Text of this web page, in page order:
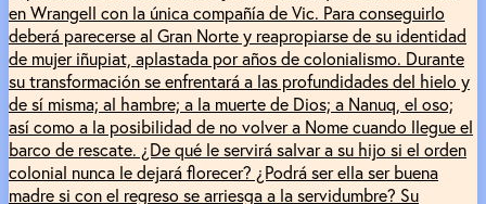
en Wrangell con la única compañía de Vic. Para conseguirlo
deberá parecerse al Gran Norte y reapropiarse de su identidad
de mujer iñupiat, aplastada por años de colonialismo. Durante
su transformación se enfrentará a las profundidades del hielo y
de sí misma; al hambre; a la muerte de Dios; a Nanuq, el oso;
así como a la posibilidad de no volver a Nome cuando llegue el
barco de rescate. ¿De qué le servirá salvar a su hijo si el orden
colonial nunca le dejará florecer? ¿Podrá ser ella ser buena
madre si con el regreso se arriesga a la servidumbre? Su